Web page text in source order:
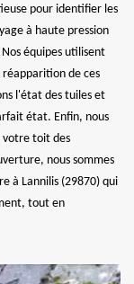
pour identifier les
à haute pression
équipes utilisent
de ces
l'état des tuiles et
état. Enfin, nous
votre toit des
nous sommes
à Lannilis (29870) qui
tout en